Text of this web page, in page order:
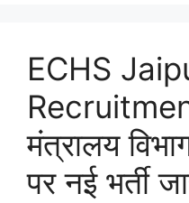
ECHS
मंत्रालय
पर नई भर्ती